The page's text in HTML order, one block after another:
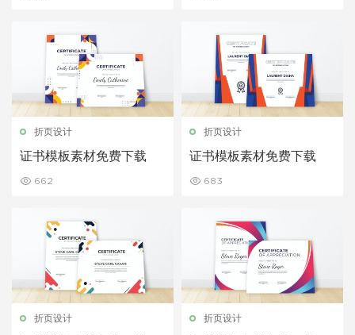
折页设计
证书模板素材免费下载
662
折页设计
证书模板素材免费下载
683
折页设计 折页设计